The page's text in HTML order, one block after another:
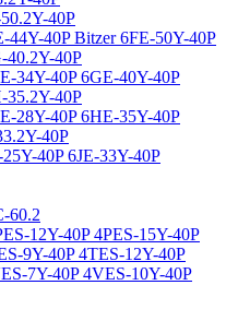
40P
44Y-40P Bitzer 6FE-50Y-40P
40.2Y-40P
34Y-40P 6GE-40Y-40P
35.2Y-40P
28Y-40P 6HE-35Y-40P
40P
40P 6JE-33Y-40P
60.2
12Y-40P 4PES-15Y-40P
9Y-40P 4TES-12Y-40P
7Y-40P 4VES-10Y-40P